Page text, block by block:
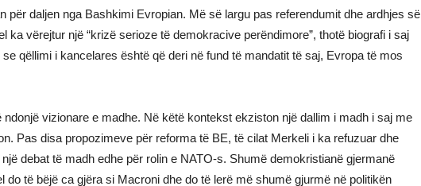
për daljen nga Bashkimi Evropian. Më së largu pas referendumit dhe ardhjes së
ka vërejtur një “krizë serioze të demokracive perëndimore”, thotë biografi i saj
qëllimi i kancelares është që deri në fund të mandatit të saj, Evropa të mos
vizionare e madhe. Në këtë kontekst ekziston një dallim i madh i saj me
Pas disa propozimeve për reforma të BE, të cilat Merkeli i ka refuzuar dhe
debat të madh edhe për rolin e NATO-s. Shumë demokristianë gjermanë
do të bëjë ca gjëra si Macroni dhe do të lerë më shumë gjurmë në politikën